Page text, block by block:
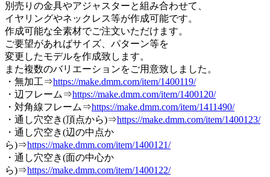
別売りの金具やアジャスターと組み合わせて、
イヤリングやネックレス等が作成可能です。
作成可能な全素材でご注文いただけます。
ご要望があればサイズ、パターン等を
変更したモデルを作成致します。
また複数のバリエーションをご用意致しました。
・無加工⇒https://make.dmm.com/item/1400119/
・辺フレーム⇒https://make.dmm.com/item/1400120/
・対角線フレーム⇒https://make.dmm.com/item/1411490/
・通し穴空き(頂点から)⇒https://make.dmm.com/item/1400123/
・通し穴空き(辺の中点か
ら)⇒https://make.dmm.com/item/1400121/
・通し穴空き(面の中心か
ら)⇒https://make.dmm.com/item/1400122/